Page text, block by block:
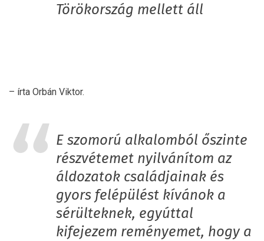
Törökország mellett áll
– írta Orbán Viktor.
E szomorú alkalomból őszinte
részvétemet nyilvánítom az
áldozatok családjainak és
gyors felépülést kívánok a
sérülteknek, egyúttal
kifejezem reményemet, hogy a